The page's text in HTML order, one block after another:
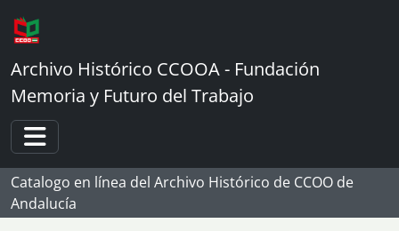
Skip to main content
Archivo Histórico CCOOA - Fundación
Memoria y Futuro del Trabajo
Toggle navigation
Catalogo en línea del Archivo Histórico de CCOO de
Andalucía
[Agrupación de fondos] 02 - Fondos de órganos de representación obrera en las empresas
[Agrupación de fondos] 01 - Representación obrera en Arteferro
[Agrupación de fondos] 05 - Representación obrera en la Empresa Hytasa